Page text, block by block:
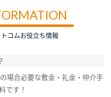
コムお役立ち情報
場合必要な敷金・礼金・仲介手
です！